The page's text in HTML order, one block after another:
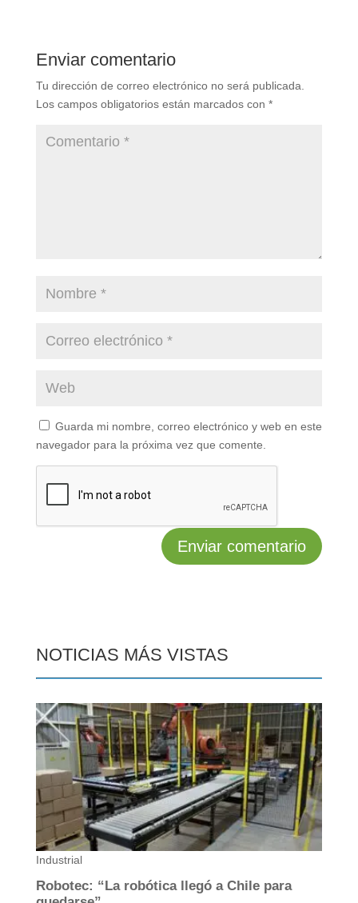
Enviar comentario
Tu dirección de correo electrónico no será publicada.
Los campos obligatorios están marcados con *
Guarda mi nombre, correo electrónico y web en este
navegador para la próxima vez que comente.
NOTICIAS MÁS VISTAS